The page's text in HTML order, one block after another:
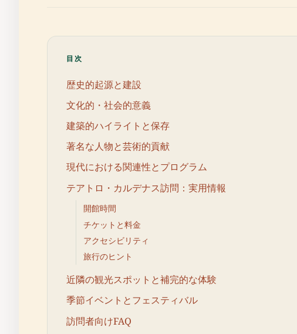
目次
歴史的起源と建設
文化的・社会的意義
建築的ハイライトと保存
著名な人物と芸術的貢献
現代における関連性とプログラム
テアトロ・カルデナス訪問：実用情報
開館時間
チケットと料金
アクセシビリティ
旅行のヒント
近隣の観光スポットと補完的な体験
季節イベントとフェスティバル
訪問者向けFAQ